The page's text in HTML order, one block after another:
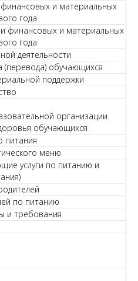
и материальных
года
финансовых и материальных
года
деятельности
(перевода) обучающихся
поддержки
организации
обучающихся
питания
меню
услуги по питанию и
по питанию
и требования